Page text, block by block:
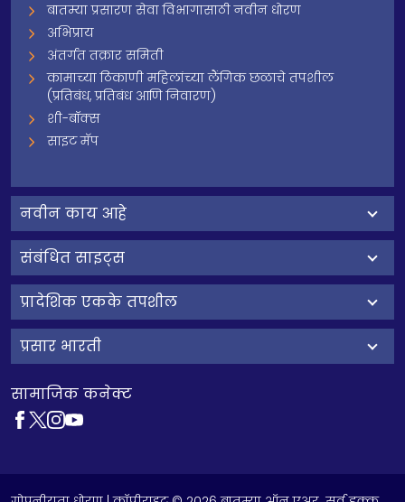
बातम्या प्रसारण सेवा विभागासाठी नवीन धोरण
अभिप्राय
अंतर्गत तक्रार समिती
कामाच्या ठिकाणी महिलांच्या लैंगिक छळाचे तपशील
(प्रतिबंध, प्रतिबंध आणि निवारण)
शी-बॉक्स
साइट मॅप
नवीन काय आहे
संबंधित साइट्स
प्रादेशिक एकके तपशील
प्रसार भारती
सामाजिक कनेक्ट